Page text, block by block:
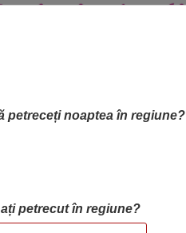
OBIECTIVE
petreceți noaptea în regiune?
petrecut în regiune?